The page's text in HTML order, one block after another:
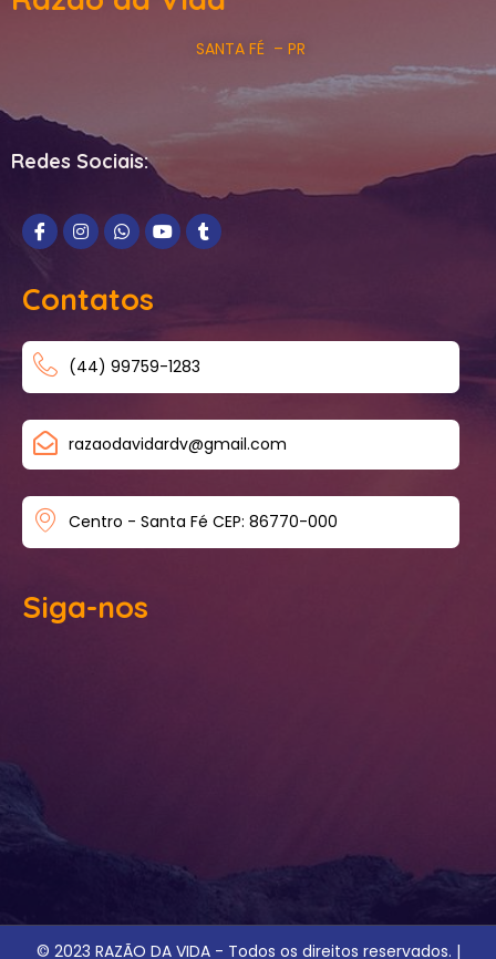
SANTA FÉ – PR
Redes Sociais:
Contatos
(44) 99759-1283
razaodavidardv@gmail.com
Centro - Santa Fé CEP: 86770-000
Siga-nos
© 2023 RAZÃO DA VIDA - Todos os direitos reservados. |